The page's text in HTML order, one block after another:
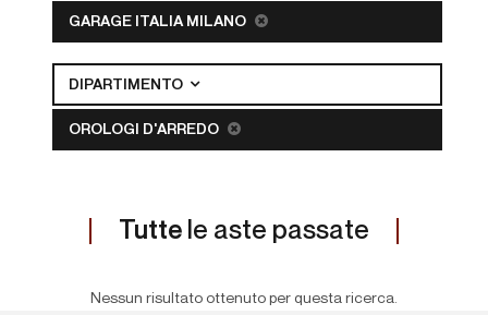
GARAGE ITALIA MILANO
DIPARTIMENTO
OROLOGI D'ARREDO
Tutte le aste passate
Nessun risultato ottenuto per questa ricerca.